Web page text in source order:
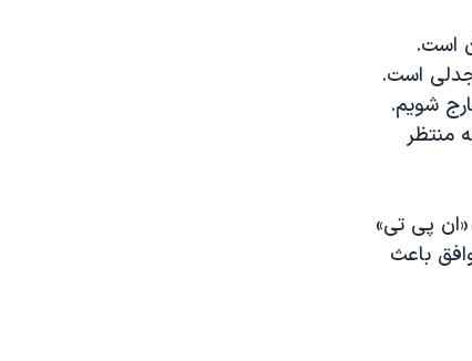
است.
است.
شویم.
منتظر
پی تی»
باعث